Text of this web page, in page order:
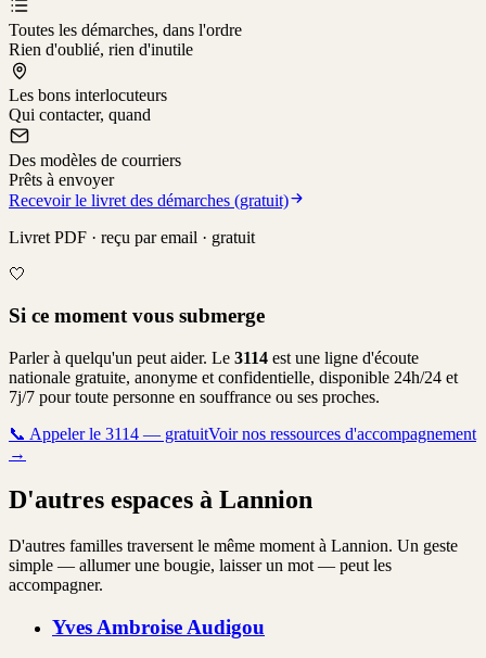
Toutes les démarches, dans l'ordre
Rien d'oublié, rien d'inutile
Les bons interlocuteurs
Qui contacter, quand
Des modèles de courriers
Prêts à envoyer
Recevoir le livret des démarches (gratuit)
Livret PDF · reçu par email · gratuit
🤍
Si ce moment vous submerge
Parler à quelqu'un peut aider. Le 3114 est une ligne d'écoute
nationale gratuite, anonyme et confidentielle, disponible 24h/24 et
7j/7 pour toute personne en souffrance ou ses proches.
📞 Appeler le 3114 — gratuitVoir nos ressources d'accompagnement
→
D'autres espaces à Lannion
D'autres familles traversent le même moment à Lannion. Un geste
simple — allumer une bougie, laisser un mot — peut les
accompagner.
Yves Ambroise Audigou